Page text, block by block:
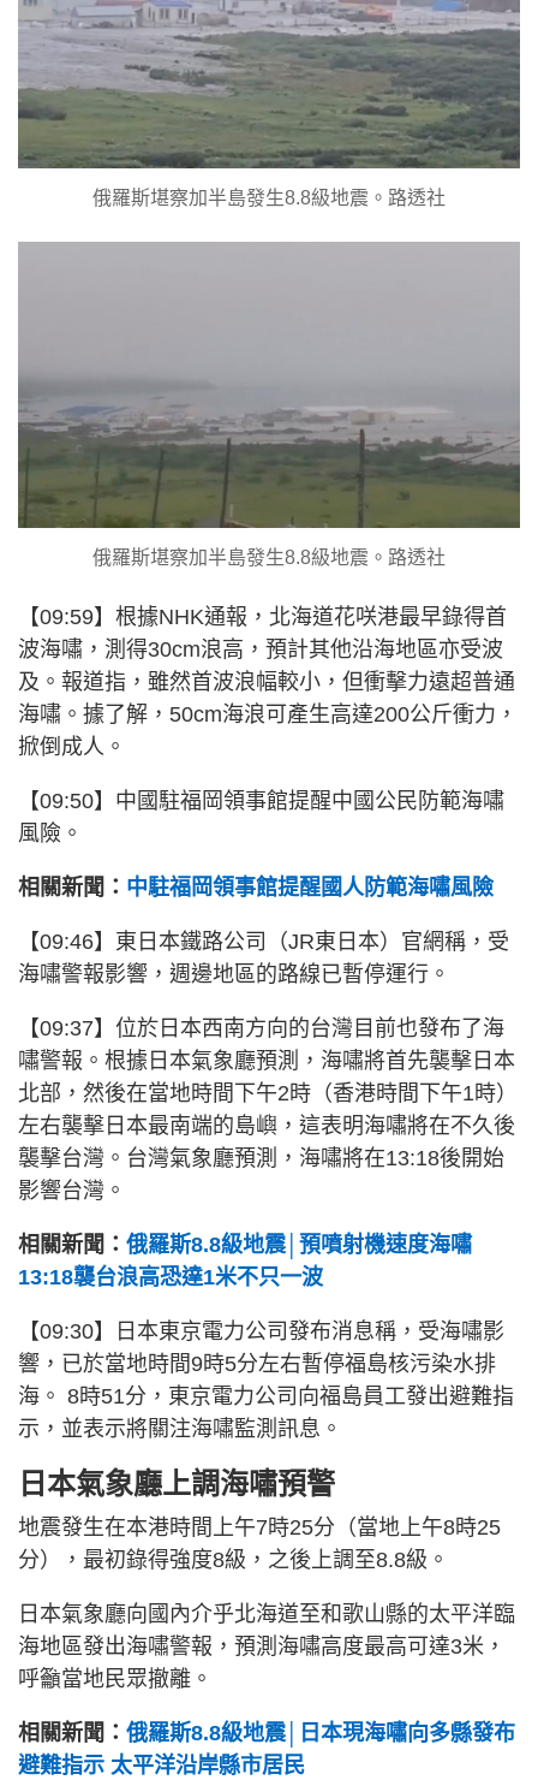
俄羅斯堪察加半島發生8.8級地震。路透社
俄羅斯堪察加半島發生8.8級地震。路透社
【09:59】根據NHK通報，北海道花咲港最早錄得首
波海嘯，測得30cm浪高，預計其他沿海地區亦受波
及。報道指，雖然首波浪幅較小，但衝擊力遠超普通
海嘯。據了解，50cm海浪可產生高達‌200公斤衝力，
掀倒成人。
【09:50】中國駐福岡領事館提醒中國公民防範海嘯
風險。
相關新聞： 中駐福岡領事館提醒國人防範海嘯風險
【09:46】東日本鐵路公司（JR東日本）官網稱，受
海嘯警報影響，週邊地區的路線已暫停運行。
【09:37】位於日本西南方向的台灣目前也發布了海
嘯警報。根據日本氣象廳預測，海嘯將首先襲擊日本
北部，然後在當地時間下午2時（香港時間下午1時）
左右襲擊日本最南端的島嶼，這表明海嘯將在不久後
襲擊台灣。台灣氣象廳預測，海嘯將在13:18後開始
影響台灣。
相關新聞： 俄羅斯8.8級地震│預噴射機速度海嘯
13:18襲台浪高恐達1米不只一波
【09:30】日本東京電力公司發布消息稱，受海嘯影
響，已於當地時間9時5分左右暫停福島核污染水排
海。 8時51分，東京電力公司向福島員工發出避難指
示，並表示將關注海嘯監測訊息。
日本氣象廳上調海嘯預警
地震發生在本港時間上午7時25分（當地上午8時25
分），最初錄得強度8級，之後上調至8.8級。
日本氣象廳向國內介乎北海道至和歌山縣的太平洋臨
海地區發出海嘯警報，預測海嘯高度最高可達3米，
呼籲當地民眾撤離。
相關新聞： 俄羅斯8.8級地震│日本現海嘯向多縣發布
避難指示 太平洋沿岸縣市居民